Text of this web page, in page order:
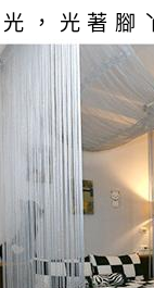
，光著腳